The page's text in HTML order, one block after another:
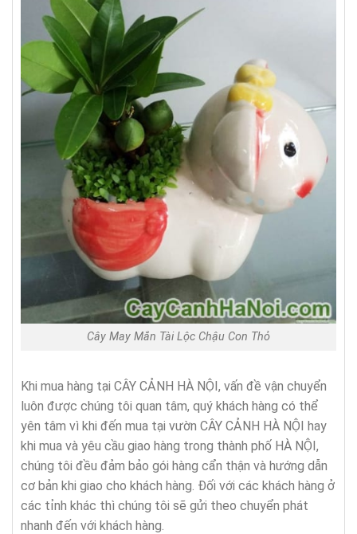
Cây May Mắn Tài Lộc Chậu Con Thỏ
Khi mua hàng tại CÂY CẢNH HÀ NỘI, vấn đề vận chuyển
luôn được chúng tôi quan tâm, quý khách hàng có thể
yên tâm vì khi đến mua tại vườn CÂY CẢNH HÀ NỘI hay
khi mua và yêu cầu giao hàng trong thành phố HÀ NỘI,
chúng tôi đều đảm bảo gói hàng cẩn thận và hướng dẫn
cơ bản khi giao cho khách hàng. Đối với các khách hàng ở
các tỉnh khác thì chúng tôi sẽ gửi theo chuyển phát
nhanh đến với khách hàng.